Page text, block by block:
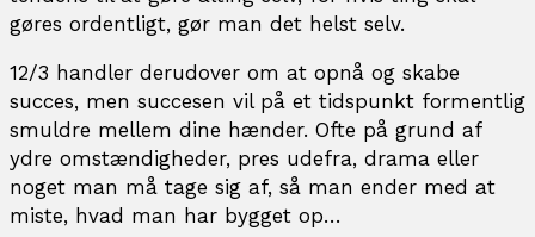
gøres ordentligt, gør man det helst selv.
12/3 handler derudover om at opnå og skabe
succes, men succesen vil på et tidspunkt formentlig
smuldre mellem dine hænder. Ofte på grund af
ydre omstændigheder, pres udefra, drama eller
noget man må tage sig af, så man ender med at
miste, hvad man har bygget op…